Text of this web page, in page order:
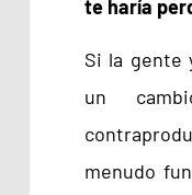
te haría
Si la gente
un
menudo